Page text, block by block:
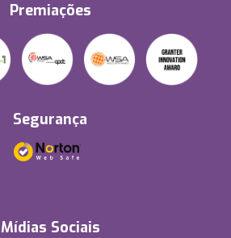
Premiações
Segurança
Mídias Sociais